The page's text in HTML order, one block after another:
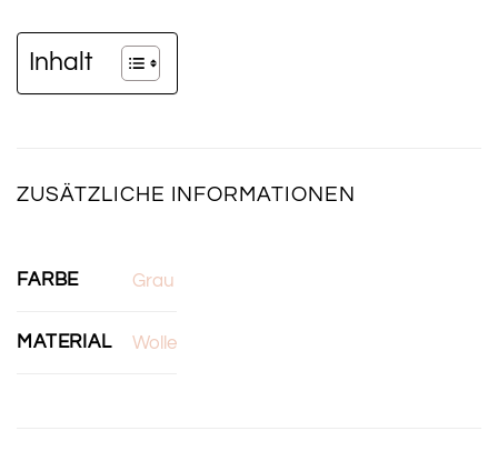
Inhalt
ZUSÄTZLICHE INFORMATIONEN
FARBE Grau
MATERIAL Wolle